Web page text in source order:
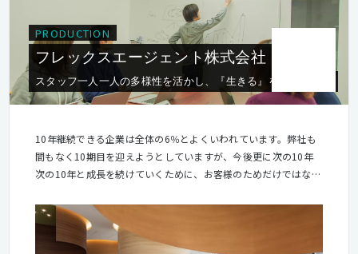
PRODUCTION
フレックスエージェント株式会社
スタッフ一人一人の多様性を活かし、『生きる』を豊かにする
10年継続できる企業は全体の6％とよくいわれています。弊社も
間もなく10期目を迎えようとしていますが、今後更に次の10年
次の10年と成長を続けていくために、お客様のためだけではなく
います。 今までの日本はより経済的に豊かになるために国民全員
が頑張ってきました。その結果、豊かさの一つの指標であるＧＮ
Ｐは世界有数の国となりました。しかし、これからの日本は人口